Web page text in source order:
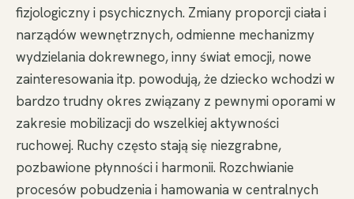
fizjologiczny i psychicznych. Zmiany proporcji ciała i
narządów wewnętrznych, odmienne mechanizmy
wydzielania dokrewnego, inny świat emocji, nowe
zainteresowania itp. powodują, że dziecko wchodzi w
bardzo trudny okres związany z pewnymi oporami w
zakresie mobilizacji do wszelkiej aktywności
ruchowej. Ruchy często stają się niezgrabne,
pozbawione płynności i harmonii. Rozchwianie
procesów pobudzenia i hamowania w centralnych